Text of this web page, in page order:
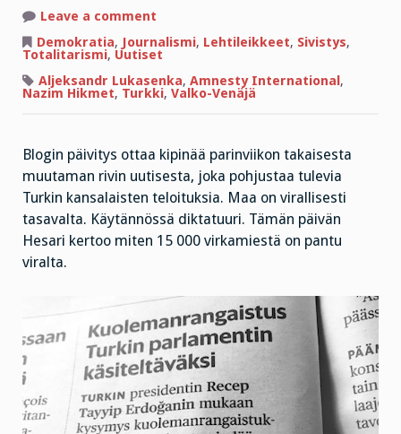
Leave a comment
vastustajat
hiljenee
Demokratia, Journalismi, Lehtileikkeet, Sivistys,
Totalitarismi, Uutiset
Aljeksandr Lukasenka, Amnesty International,
Nazim Hikmet, Turkki, Valko-Venäjä
Blogin päivitys ottaa kipinää parinviikon takaisesta
muutaman rivin uutisesta, joka pohjustaa tulevia
Turkin kansalaisten teloituksia. Maa on virallisesti
tasavalta. Käytännössä diktatuuri. Tämän päivän
Hesari kertoo miten 15 000 virkamiestä on pantu
viralta.